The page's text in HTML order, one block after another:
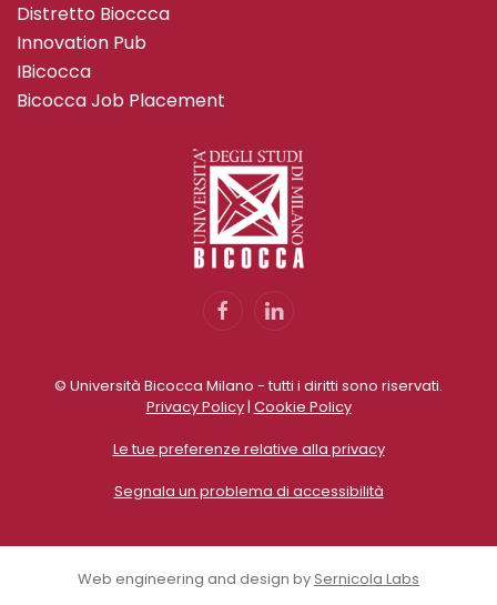
Distretto Bioccca
Innovation Pub
IBicocca
Bicocca Job Placement
© Università Bicocca Milano - tutti i diritti sono riservati.
Privacy Policy| Cookie Policy
Le tue preferenze relative alla privacy
Segnala un problema di accessibilità
Web engineering and design by Sernicola Labs